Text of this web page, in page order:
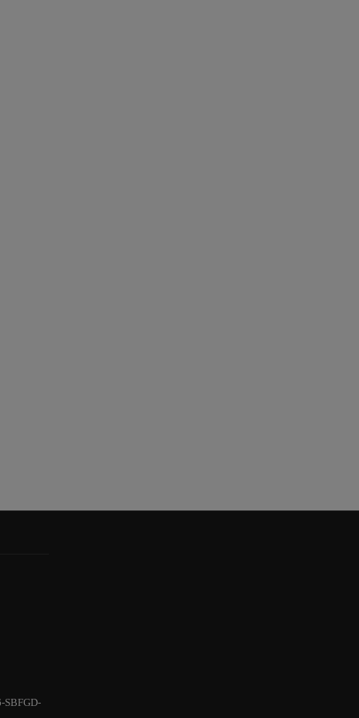
SBFGD-